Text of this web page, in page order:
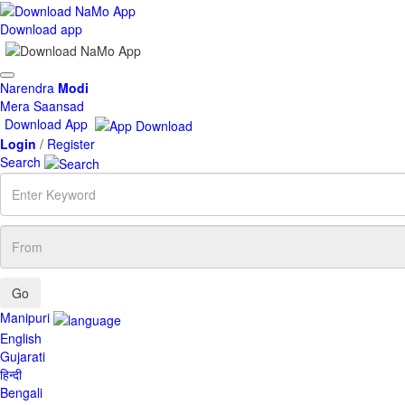
Download app
Toggle
navigation
Narendra Modi
Mera Saansad
Download App
Login / Register
Search
Enter
Keyword
From
Manipuri
English
Gujarati
हिन्दी
Bengali